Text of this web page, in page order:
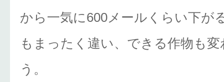
から一気に600メールくらい下が
もまったく違い、できる作物も
う。